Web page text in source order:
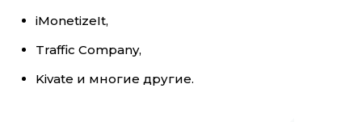
iMonetizeIt,
Traffic Company,
Kivate и многие другие.